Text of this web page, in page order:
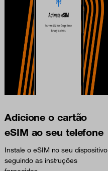
Adicione o cartão
eSIM ao seu telefone
Instale o eSIM no seu dispositivo
seguindo as instruções